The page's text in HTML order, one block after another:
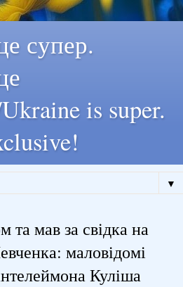
супер.
is super.
▼
та мав за свідка на
маловідомі
Куліша